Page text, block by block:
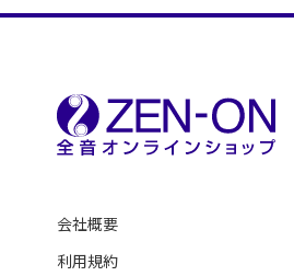
会社概要
利用規約